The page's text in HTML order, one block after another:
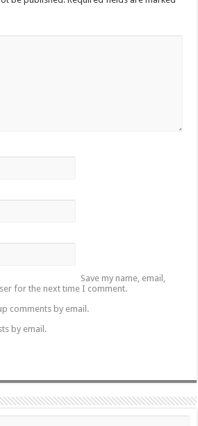
Save my name, email,
for the next time I comment.
comments by email.
by email.